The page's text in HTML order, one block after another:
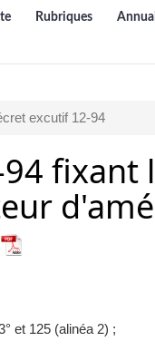
Rubriques
excutif 12-94
et 125 (alinéa 2) ;